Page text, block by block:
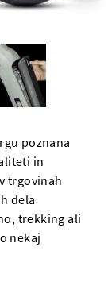
poznana
in
trgovinah
dela
trekking ali
nekaj